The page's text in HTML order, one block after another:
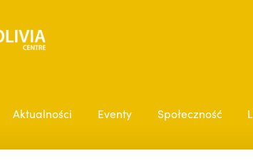
Aktualności Eventy Społeczność